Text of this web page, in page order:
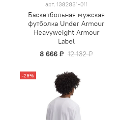
арт. 1382831-011
Баскетбольная мужская
футболка Under Armour
Heavyweight Armour
Label
8 666 ₽ 12 132 ₽
-29%